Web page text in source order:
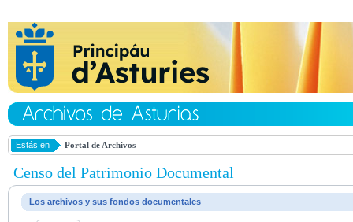
Estás en Portal de Archivos
Censo del Patrimonio Documental
Los archivos y sus fondos documentales